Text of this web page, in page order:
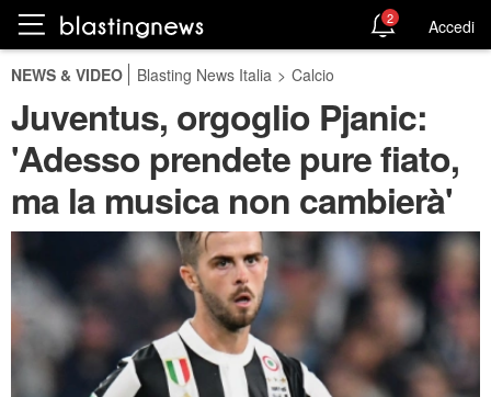
2 Accedi
NEWS & VIDEO Blasting News Italia > Calcio
Juventus, orgoglio Pjanic:
'Adesso prendete pure fiato,
ma la musica non cambierà'